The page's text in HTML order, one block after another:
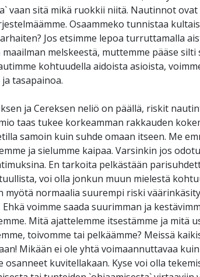
vaan sitä mikä ruokkii niitä. Nautinnot
Osaammeko tunnistaa
Jos etsimme lepoa turruttamalla
melskeestä, muttemme pääse
kohtuudella aidoista asioista,
tasapainoa.
ja Cereksen neliö on päällä, riskit
taas tukee korkeamman rakkauden
samoin kuin suhde omaan itseen. Me
ja sielumme kaipaa. Varsinkin jos
En tarkoita pelkästään
voi olla jonkun muun mielestä
myötä normaalia suurempi riski
voimme saada suurimman ja
Mitä ajattelemme itsestämme ja mitä
toivomme tai pelkäämme? Meissä
Mikään ei ole yhtä voimaannuttavaa
osanneet kuvitellakaan. Kyse voi olla